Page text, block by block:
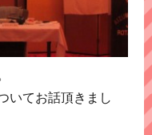
いてお話頂きまし